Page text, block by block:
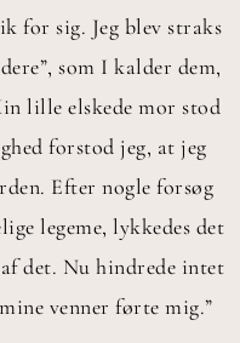
for sig. Jeg blev straks
som I kalder dem,
lille elskede mor stod
forstod jeg, at jeg
Efter nogle forsøg
legeme, lykkedes det
det. Nu hindrede intet
venner førte mig.”